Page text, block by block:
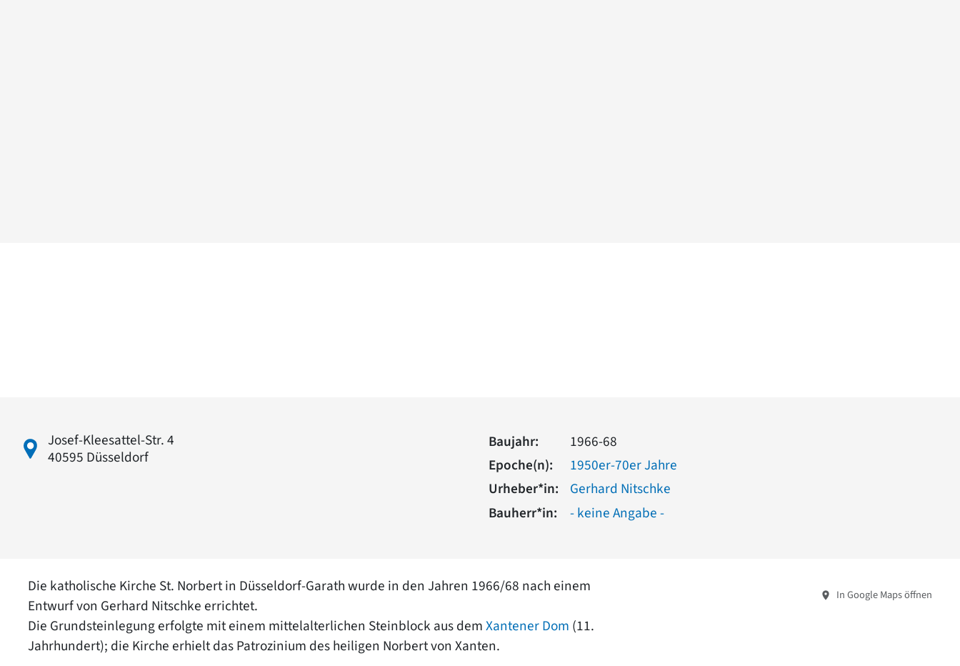
Josef-Kleesattel-Str. 4
40595 Düsseldorf
Baujahr:
1966-68
Epoche(n):
1950er-70er Jahre
Urheber*in:
Gerhard Nitschke
Bauherr*in:
- keine Angabe -
Die katholische Kirche St. Norbert in Düsseldorf-Garath wurde in den Jahren 1966/68 nach einem
Entwurf von Gerhard Nitschke errichtet.
Die Grundsteinlegung erfolgte mit einem mittelalterlichen Steinblock aus demXantener Dom (11.
Jahrhundert); die Kirche erhielt das Patrozinium des heiligen Norbert von Xanten.
In Google Maps öffnen